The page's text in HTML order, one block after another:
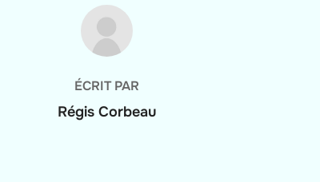
AUTEUR DE LA PUBLICATION
ÉCRIT PAR
Régis Corbeau